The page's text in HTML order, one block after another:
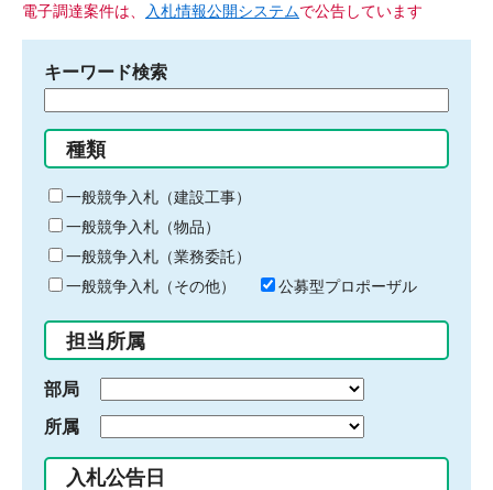
電子調達案件は、 入札情報公開システムで公告しています
キーワード検索
る
キ
ー
ワ
ー
ド
入
力
種類
一般競争入札（建設工事）
一般競争入札（物品）
一般競争入札（業務委託）
一般競争入札（その他）
公募型プロポーザル
担当所属
部局
所属
入札公告日